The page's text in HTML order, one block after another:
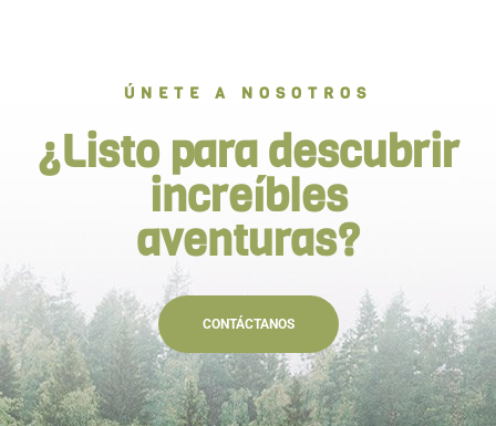
ÚNETE A NOSOTROS
¿Listo para descubrir
increíbles
aventuras?
CONTÁCTANOS